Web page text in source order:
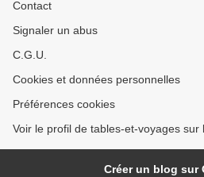
Contact
Signaler un abus
C.G.U.
Cookies et données personnelles
Préférences cookies
Voir le profil de tables-et-voyages sur
Créer un blog sur